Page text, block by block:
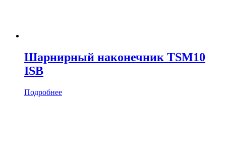
Шарнирный наконечник TSM10
ISB
Подробнее